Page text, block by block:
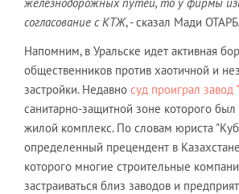
согласование с КТЖ, - сказал Мади
Напомним, в Уральске идет активная
общественников против хаотичной и
застройки. Недавно суд проиграл завод
санитарно-защитной зоне которого
жилой комплекс. По словам юриста
определенный прецендент в
которого многие строительные
застраиваться близ заводов и